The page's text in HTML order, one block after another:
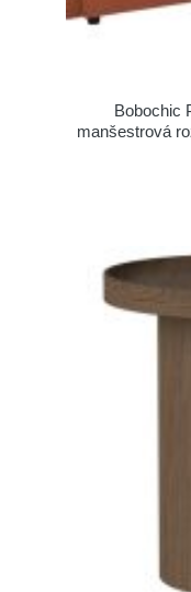
Bobochic
manšestrová